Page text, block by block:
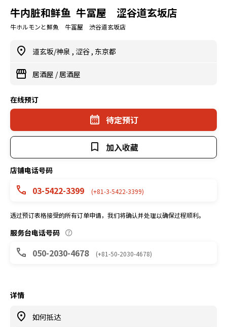
牛内脏和鲜鱼 牛冨屋 涩谷道玄坂店
牛ホルモンと鮮魚 牛冨屋 渋谷道玄坂店
道玄坂/神泉 , 涩谷 , 东京都
居酒屋 /居酒屋
在线预订
待定预订
加入收藏
店铺电话号码
03-5422-3399 (+81-3-5422-3399)
透过预订表格接受的所有订单申请，我们将确认并处理以确保过程顺利。
服务台电话号码
050-2030-4678 (+81-50-2030-4678)
详情
如何抵达